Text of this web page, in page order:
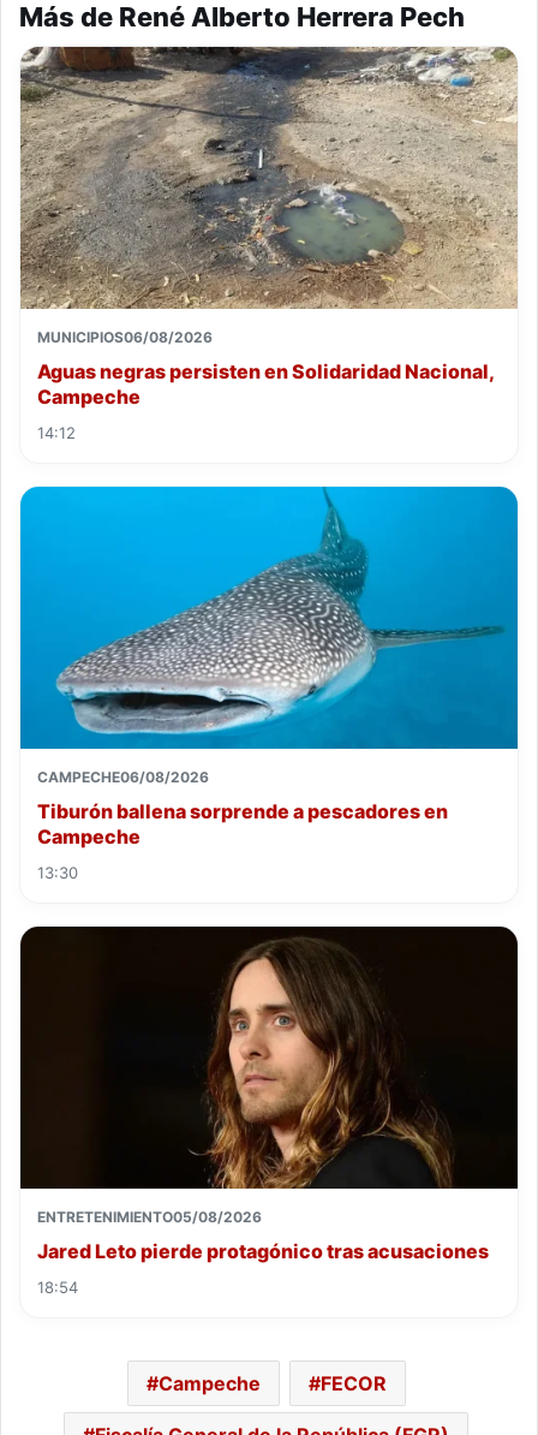
Más de René Alberto Herrera Pech
MUNICIPIOS06/08/2026
Aguas negras persisten en Solidaridad Nacional,
Campeche
14:12
CAMPECHE06/08/2026
Tiburón ballena sorprende a pescadores en
Campeche
13:30
ENTRETENIMIENTO05/08/2026
Jared Leto pierde protagónico tras acusaciones
18:54
Campeche FECOR